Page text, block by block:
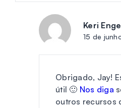
Keri
15 de
Obrigado, Jay!
útil 🙂 Nos diga
outros recursos